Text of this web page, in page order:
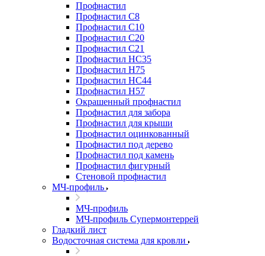
Профнастил
Профнастил С8
Профнастил С10
Профнастил С20
Профнастил С21
Профнастил НС35
Профнастил Н75
Профнастил HC44
Профнастил Н57
Окрашенный профнастил
Профнастил для забора
Профнастил для крыши
Профнастил оцинкованный
Профнастил под дерево
Профнастил под камень
Профнастил фигурный
Стеновой профнастил
МЧ-профиль
МЧ-профиль
МЧ-профиль Супермонтеррей
Гладкий лист
Водосточная система для кровли